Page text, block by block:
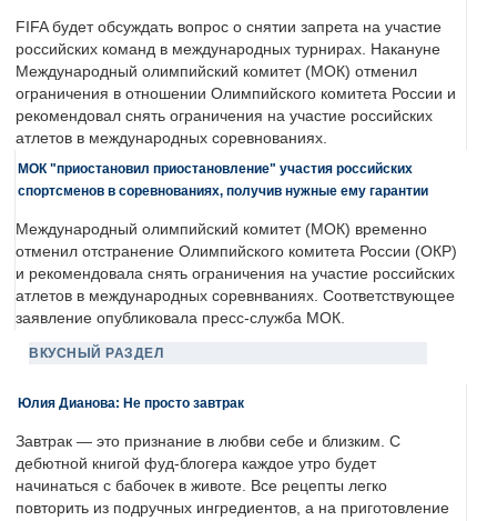
FIFA будет обсуждать вопрос о снятии запрета на участие
российских команд в международных турнирах. Накануне
Международный олимпийский комитет (МОК) отменил
ограничения в отношении Олимпийского комитета России и
рекомендовал снять ограничения на участие российских
атлетов в международных соревнованиях.
МОК "приостановил приостановление" участия российских
спортсменов в соревнованиях, получив нужные ему гарантии
Международный олимпийский комитет (МОК) временно
отменил отстранение Олимпийского комитета России (ОКР)
и рекомендовала снять ограничения на участие российских
атлетов в международных соревнваниях. Соответствующее
заявление опубликовала пресс-служба МОК.
ВКУСНЫЙ РАЗДЕЛ
Юлия Дианова: Не просто завтрак
Завтрак — это признание в любви себе и близким. С
дебютной книгой фуд-блогера каждое утро будет
начинаться с бабочек в животе. Все рецепты легко
повторить из подручных ингредиентов, а на приготовление